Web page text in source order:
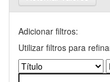
Adicionar filtros:
Utilizar filtros para